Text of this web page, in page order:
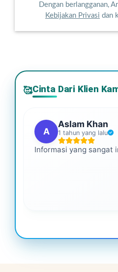
Dengan berlangganan,
Kebijakan Privasi dan
🥰Cinta Dari Klien
A
Aslam Khan
1 tahun yang lalu
Informasi yang sangat